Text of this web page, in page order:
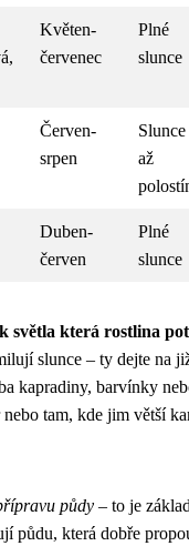
Květen-
červenec
Plné
slunce
Červen-
srpen
Slunce
až
Duben-
červen
Plné
slunce
světla která rostlina
slunce – ty dejte na
kapradiny, barvínky
tam, kde jim větší
půdy – to je
půdu, která dobře